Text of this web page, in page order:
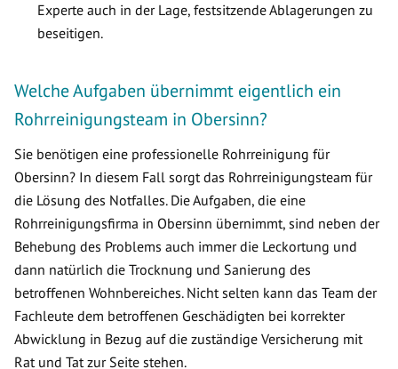
Experte auch in der Lage, festsitzende Ablagerungen zu
beseitigen.
Welche Aufgaben übernimmt eigentlich ein
Rohrreinigungsteam in Obersinn?
Sie benötigen eine professionelle Rohrreinigung für
Obersinn? In diesem Fall sorgt das Rohrreinigungsteam für
die Lösung des Notfalles. Die Aufgaben, die eine
Rohrreinigungsfirma in Obersinn übernimmt, sind neben der
Behebung des Problems auch immer die Leckortung und
dann natürlich die Trocknung und Sanierung des
betroffenen Wohnbereiches. Nicht selten kann das Team der
Fachleute dem betroffenen Geschädigten bei korrekter
Abwicklung in Bezug auf die zuständige Versicherung mit
Rat und Tat zur Seite stehen.